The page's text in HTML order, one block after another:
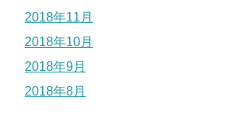
2018年11月
2018年10月
2018年9月
2018年8月